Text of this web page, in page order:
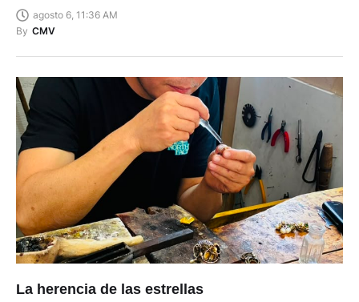
agosto 6, 11:36 AM
By CMV
La herencia de las estrellas